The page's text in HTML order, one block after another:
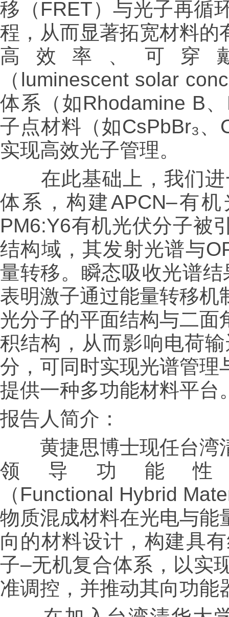
移（FRET）与光子再循
程，从而显著拓宽材料的
高效率、可穿
（luminescent solar
体系（如Rhodamine B
子点材料（如CsPbBr₃
实现高效光子管理。
在此基础上，我们进
体系，构建APCN–有
PM6:Y6有机光伏分子被
结构域，其发射光谱与
量转移。瞬态吸收光谱
表明激子通过能量转移机
光分子的平面结构与二面
积结构，从而影响电荷
分，可同时实现光谱管理
提供一种多功能材料平台
报告人简介：
黄捷思博士现任台湾
领导功能
（Functional Hybrid
物质混成材料在光电与能
向的材料设计，构建具
子–无机复合体系，以实
准调控，并推动其向功能